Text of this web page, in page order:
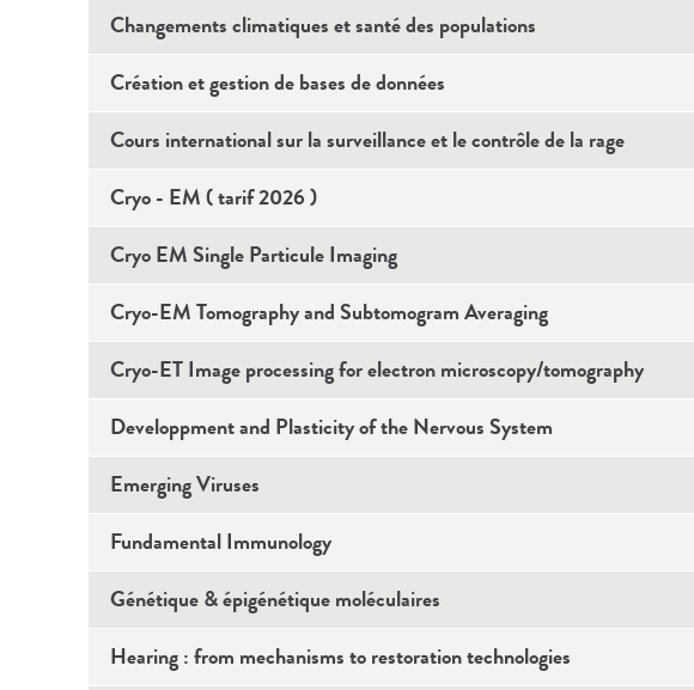
Changements climatiques et santé des populations
Création et gestion de bases de données
Cours international sur la surveillance et le contrôle de la rage
Cryo - EM ( tarif 2026 )
Cryo EM Single Particule Imaging
Cryo-EM Tomography and Subtomogram Averaging
Cryo-ET Image processing for electron microscopy/tomography
Developpment and Plasticity of the Nervous System
Emerging Viruses
Fundamental Immunology
Génétique & épigénétique moléculaires
Hearing : from mechanisms to restoration technologies